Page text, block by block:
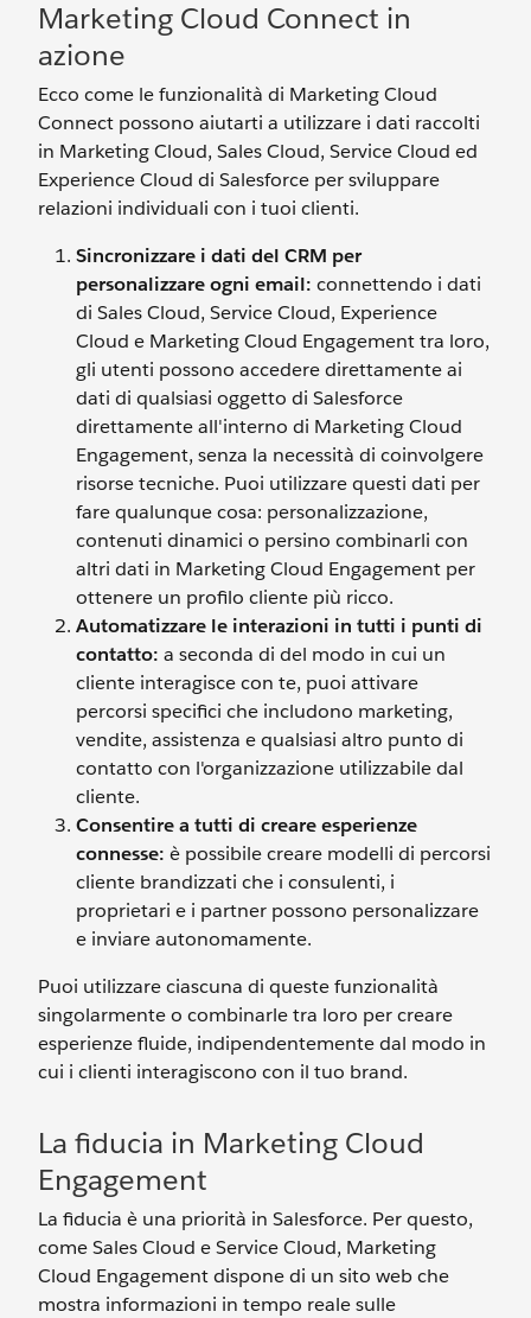
Marketing Cloud Connect in
azione
Ecco come le funzionalità di Marketing Cloud
Connect possono aiutarti a utilizzare i dati raccolti
in Marketing Cloud, Sales Cloud, Service Cloud ed
Experience Cloud di Salesforce per sviluppare
relazioni individuali con i tuoi clienti.
Sincronizzare i dati del CRM per
personalizzare ogni email: connettendo i dati
di Sales Cloud, Service Cloud, Experience
Cloud e Marketing Cloud Engagement tra loro,
gli utenti possono accedere direttamente ai
dati di qualsiasi oggetto di Salesforce
direttamente all'interno di Marketing Cloud
Engagement, senza la necessità di coinvolgere
risorse tecniche. Puoi utilizzare questi dati per
fare qualunque cosa: personalizzazione,
contenuti dinamici o persino combinarli con
altri dati in Marketing Cloud Engagement per
ottenere un profilo cliente più ricco.
Automatizzare le interazioni in tutti i punti di
contatto: a seconda di del modo in cui un
cliente interagisce con te, puoi attivare
percorsi specifici che includono marketing,
vendite, assistenza e qualsiasi altro punto di
contatto con l'organizzazione utilizzabile dal
cliente.
Consentire a tutti di creare esperienze
connesse: è possibile creare modelli di percorsi
cliente brandizzati che i consulenti, i
proprietari e i partner possono personalizzare
e inviare autonomamente.
Puoi utilizzare ciascuna di queste funzionalità
singolarmente o combinarle tra loro per creare
esperienze fluide, indipendentemente dal modo in
cui i clienti interagiscono con il tuo brand.
La fiducia in Marketing Cloud
Engagement
La fiducia è una priorità in Salesforce. Per questo,
come Sales Cloud e Service Cloud, Marketing
Cloud Engagement dispone di un sito web che
mostra informazioni in tempo reale sulle